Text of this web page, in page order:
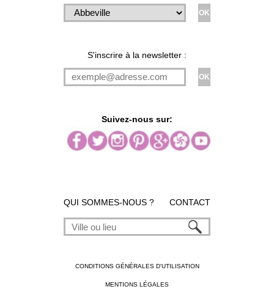
S'inscrire à la newsletter :
Suivez-nous sur:
QUI SOMMES-NOUS ? CONTACT
CONDITIONS GÉNÉRALES D'UTILISATION
MENTIONS LÉGALES